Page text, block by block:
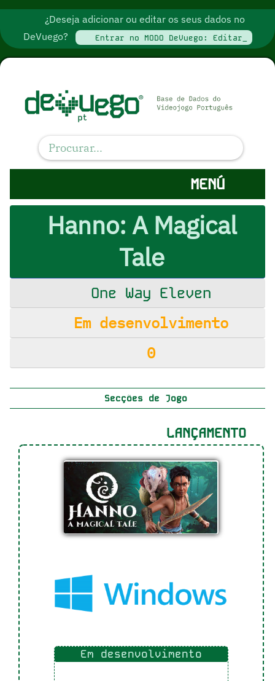
¿Deseja adicionar ou editar os seus dados no
DeVuego?
Entrar no MODO DeVuego: Editar_
MENÚ
Hanno: A Magical
Tale
One Way Eleven
Em desenvolvimento
0
Secções de Jogo
LANÇAMENTO
Em desenvolvimento